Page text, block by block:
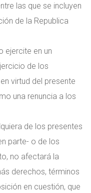
las que se incluyen
de la Republica
ejercite en un
de los
virtud del presente
una renuncia a los
de los presentes
parte- o de los
no afectará la
derechos, términos
en cuestión, que